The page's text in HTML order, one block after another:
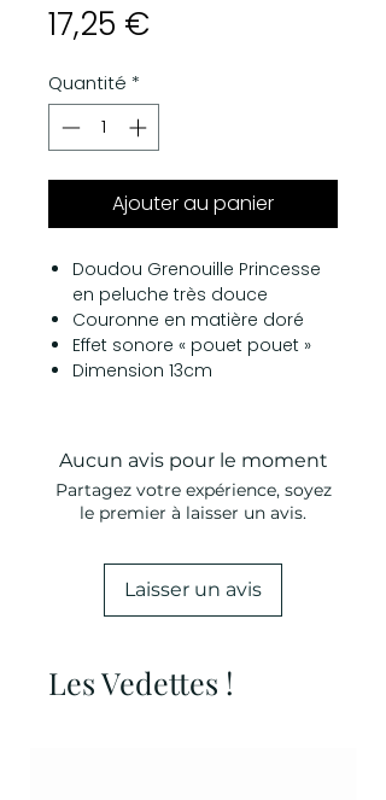
17,25 €Prix
Quantité *
Ajouter au panier
Doudou Grenouille Princesse
en peluche très douce
Couronne en matière doré
Effet sonore « pouet pouet »
Dimension 13cm
Aucun avis pour le moment
Partagez votre expérience, soyez
le premier à laisser un avis.
Laisser un avis
Les Vedettes !